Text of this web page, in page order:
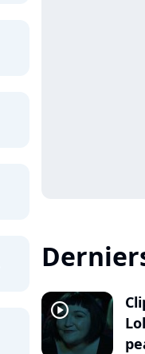
player2